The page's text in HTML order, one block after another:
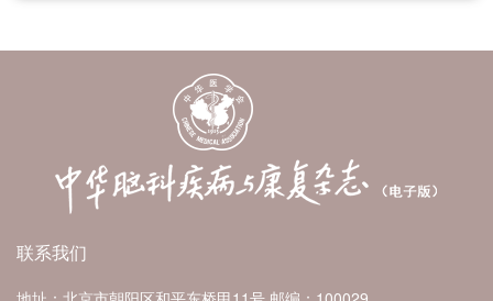
联系我们